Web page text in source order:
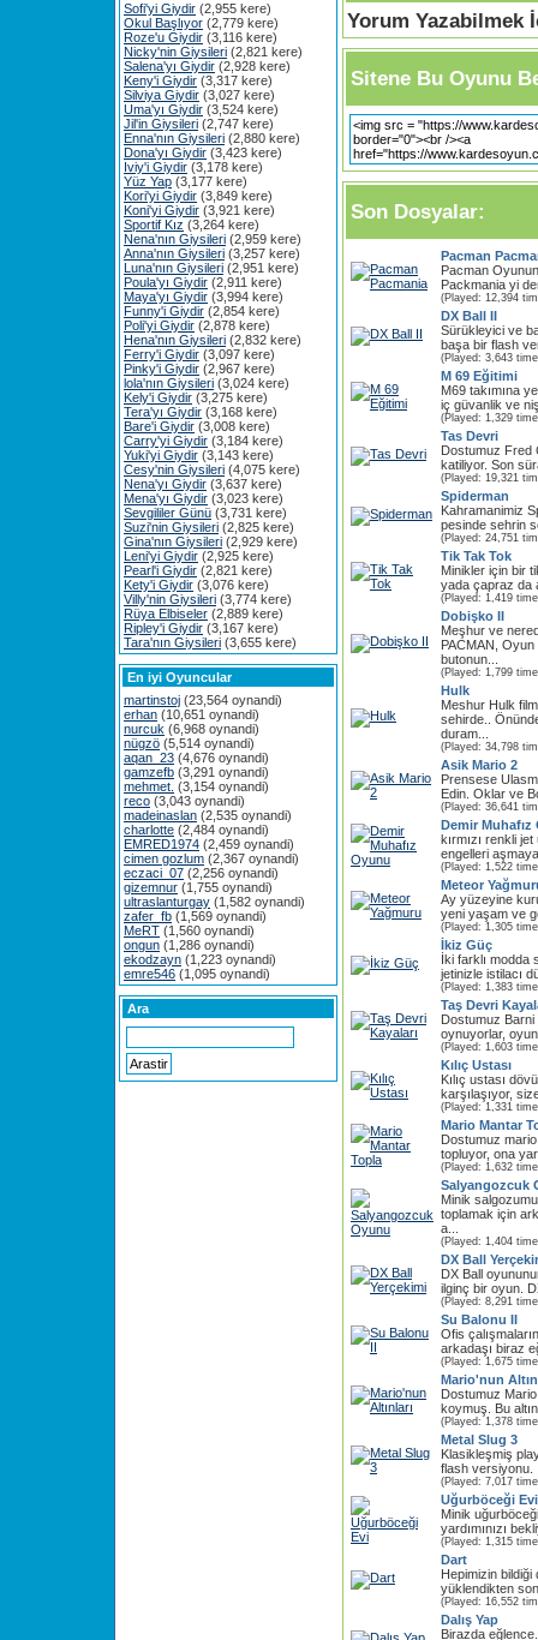
Sofi'yi Giydir (2,955 kere)
Okul Başlıyor (2,779 kere)
Roze'u Giydir (3,116 kere)
Nicky'nin Giysileri (2,821 kere)
Salena'yı Giydir (2,928 kere)
Keny'i Giydir (3,317 kere)
Silviya Giydir (3,027 kere)
Uma'yı Giydir (3,524 kere)
Jil'in Giysileri (2,747 kere)
Enna'nın Giysileri (2,880 kere)
Dona'yı Giydir (3,423 kere)
Iviy'i Giydir (3,178 kere)
Yüz Yap (3,177 kere)
Kori'yi Giydir (3,849 kere)
Koni'yi Giydir (3,921 kere)
Sportif Kız (3,264 kere)
Nena'nın Giysileri (2,959 kere)
Anna'nın Giysileri (3,257 kere)
Luna'nın Giysileri (2,951 kere)
Poula'yı Giydir (2,911 kere)
Maya'yı Giydir (3,994 kere)
Funny'i Giydir (2,854 kere)
Poli'yi Giydir (2,878 kere)
Hena'nın Giysileri (2,832 kere)
Ferry'i Giydir (3,097 kere)
Pinky'i Giydir (2,967 kere)
lola'nın Giysileri (3,024 kere)
Kely'i Giydir (3,275 kere)
Tera'yı Giydir (3,168 kere)
Bare'i Giydir (3,008 kere)
Carry'yi Giydir (3,184 kere)
Yuki'yi Giydir (3,143 kere)
Cesy'nin Giysileri (4,075 kere)
Nena'yı Giydir (3,637 kere)
Mena'yı Giydir (3,023 kere)
Sevgililer Günü (3,731 kere)
Suzi'nin Giysileri (2,825 kere)
Gina'nın Giysileri (2,929 kere)
Leni'yi Giydir (2,925 kere)
Pearl'i Giydir (2,821 kere)
Kety'i Giydir (3,076 kere)
Villy'nin Giysileri (3,774 kere)
Rüya Elbiseler (2,889 kere)
Ripley'i Giydir (3,167 kere)
Tara'nın Giysileri (3,655 kere)
En iyi Oyuncular
martinstoj (23,564 oynandi)
erhan (10,651 oynandi)
nurcuk (6,968 oynandi)
nügzö (5,514 oynandi)
aqan_23 (4,676 oynandi)
gamzefb (3,291 oynandi)
mehmet. (3,154 oynandi)
reco (3,043 oynandi)
madeinaslan (2,535 oynandi)
charlotte (2,484 oynandi)
EMRED1974 (2,459 oynandi)
cimen gozlum (2,367 oynandi)
eczaci_07 (2,256 oynandi)
gizemnur (1,755 oynandi)
ultraslanturgay (1,582 oynandi)
zafer_fb (1,569 oynandi)
MeRT (1,560 oynandi)
ongun (1,286 oynandi)
ekodzayn (1,223 oynandi)
emre546 (1,095 oynandi)
Ara
Yorum Yazabilmek
Sitene Bu Oyunu
Son Dosyalar:
Pacman
Pacman
Packmania yi
(Played: 12,394
DX Ball II
Sürükleyici ve
başa bir flash
(Played: 3,643
M 69 Eğitimi
M69 takımına
iç güvanlik ve
(Played: 1,329
Tas Devri
Dostumuz Fred
katiliyor. Son
(Played: 19,321
Spiderman
Kahramanimiz
pesinde sehrin
(Played: 24,751
Tik Tak Tok
Minikler için bir
yada çapraz da
(Played: 1,419
Dobişko II
Meşhur ve
PACMAN,
butonun...
(Played: 1,799
Hulk
Meshur Hulk
sehirde..
duram...
(Played: 34,798
Asik Mario 2
Prensese
Edin. Oklar ve
(Played: 36,641
Demir Muhafız
kırmızı renkli
engelleri
(Played: 1,522
Meteor
Ay yüzeyine
yeni yaşam ve
(Played: 1,305
İkiz Güç
İki farklı modda
jetinizle istilacı
(Played: 1,383
Taş Devri
Dostumuz
oynuyorlar,
(Played: 1,603
Kılıç Ustası
Kılıç ustası
karşılaşıyor,
(Played: 1,331
Mario Mantar
Dostumuz
topluyor, ona
(Played: 1,632
Salyangozcuk
Minik
toplamak için
a...
(Played: 1,404
DX Ball
DX Ball
ilginç bir oyun.
(Played: 8,291
Su Balonu II
Ofis
arkadaşı biraz
(Played: 1,675
Mario'nun
Dostumuz
koymuş. Bu
(Played: 1,378
Metal Slug 3
Klasikleşmiş
flash versiyonu.
(Played: 7,017
Uğurböceği Evi
Minik
yardımınızı
(Played: 1,315
Dart
Hepimizin
yüklendikten
(Played: 16,552
Dalış Yap
Birazda